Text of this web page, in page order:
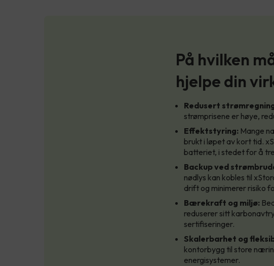
På hvilken
hjelpe din
Redusert
strømprisene er høye,
Effektstyring: Mange
brukt i løpet av kort tid.
batteriet, i stedet for å
Backup ved
nødlys kan kobles til
drift og minimerer risiko
Bærekraft og miljø:
reduserer sitt
sertifiseringer.
Skalerbarhet og
kontorbygg til store
energisystemer.